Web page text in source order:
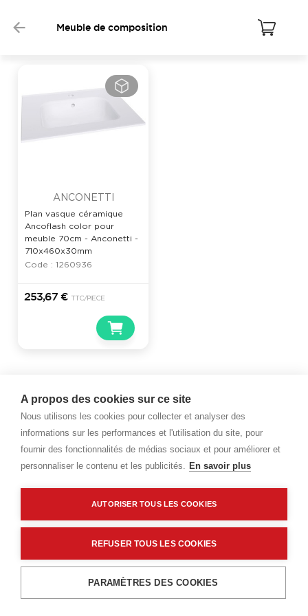
A propos des cookies sur ce site
Nous utilisons les cookies pour collecter et analyser des
informations sur les performances et l'utilisation du site, pour
fournir des fonctionnalités de médias sociaux et pour améliorer et
personnaliser le contenu et les publicités. En savoir plus
AUTORISER TOUS LES COOKIES
REFUSER TOUS LES COOKIES
PARAMÈTRES DES COOKIES
Meuble de composition
ANCONETTI
Plan vasque céramique
Ancoflash color pour
meuble 70cm - Anconetti -
710x460x30mm
Code : 1260936
253,67 € TTC/PIECE
Haut de page